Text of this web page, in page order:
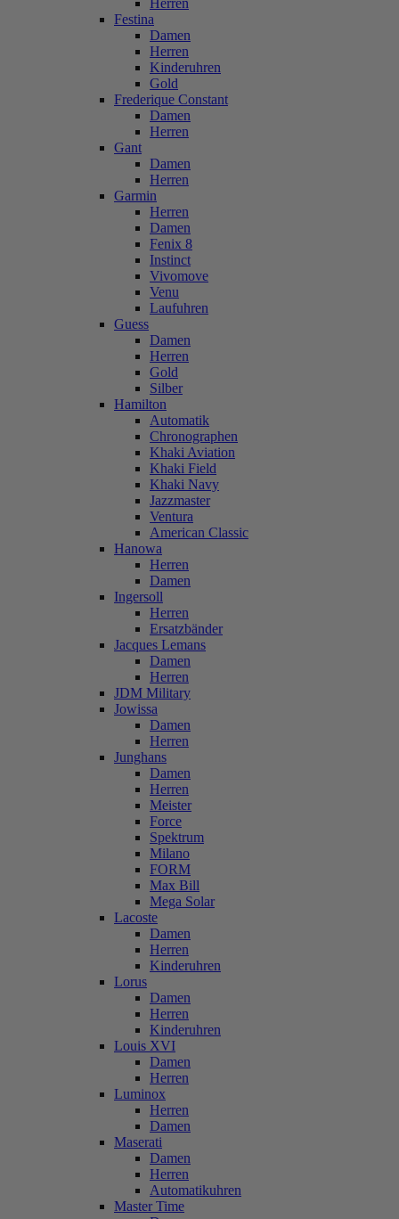
Herren
Festina
Damen
Herren
Kinderuhren
Gold
Frederique Constant
Damen
Herren
Gant
Damen
Herren
Garmin
Herren
Damen
Fenix 8
Instinct
Vivomove
Venu
Laufuhren
Guess
Damen
Herren
Gold
Silber
Hamilton
Automatik
Chronographen
Khaki Aviation
Khaki Field
Khaki Navy
Jazzmaster
Ventura
American Classic
Hanowa
Herren
Damen
Ingersoll
Herren
Ersatzbänder
Jacques Lemans
Damen
Herren
JDM Military
Jowissa
Damen
Herren
Junghans
Damen
Herren
Meister
Force
Spektrum
Milano
FORM
Max Bill
Mega Solar
Lacoste
Damen
Herren
Kinderuhren
Lorus
Damen
Herren
Kinderuhren
Louis XVI
Damen
Herren
Luminox
Herren
Damen
Maserati
Damen
Herren
Automatikuhren
Master Time